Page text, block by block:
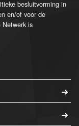
besluitvorming in
en/of voor de
Netwerk is